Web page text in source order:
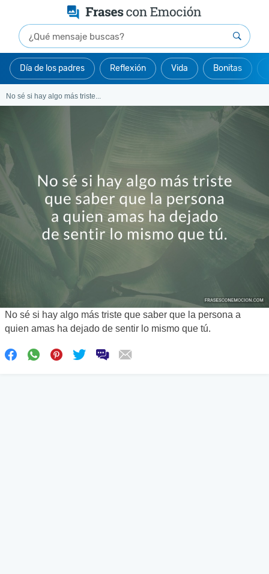
Día de los padres Reflexión Vida Bonitas
No sé si hay algo más triste...
No sé si hay algo más triste que saber que la persona a
quien amas ha dejado de sentir lo mismo que tú.